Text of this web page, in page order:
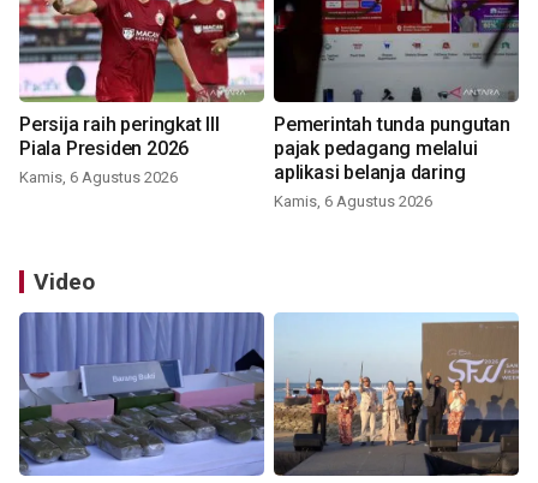
Persija raih peringkat III
Piala Presiden 2026
Kamis, 6 Agustus 2026
Pemerintah tunda pungutan
pajak pedagang melalui
aplikasi belanja daring
Kamis, 6 Agustus 2026
Video